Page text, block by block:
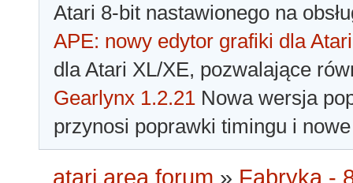
Atari 8-bit nastawionego na
APE: nowy edytor grafiki dla Atari
dla Atari XL/XE, pozwalające
Gearlynx 1.2.21 Nowa wersja
przynosi poprawki timingu i
atari.area forum » Fabryka -